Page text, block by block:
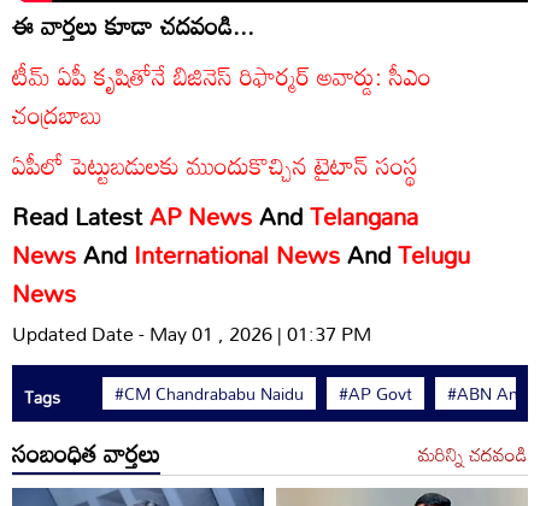
ఈ వార్తలు కూడా చదవండి...
టీమ్ ఏపీ కృషితోనే బిజినెస్ రిఫార్మర్ అవార్డు: సీఎం
చంద్రబాబు
ఏపీలో పెట్టుబడులకు ముందుకొచ్చిన టైటాన్ సంస్థ
Read LatestAP NewsAndTelangana
NewsAnd International NewsAndTelugu
News
Updated Date - May 01 , 2026 | 01:37 PM
Tags #CM Chandrababu Naidu #AP Govt #ABN
సంబంధిత వార్తలు మరిన్ని చదవండి